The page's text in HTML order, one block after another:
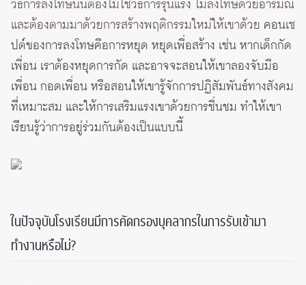
วิธีการลงโทษนั้นต้องไม่ใช่วิธีการรุนแรง ไม่ลงโทษด้วยอารมณ์
และต้องตามมาด้วยการสร้างพฤติกรรมใหม่ให้เขาด้วย คอนเซ
ปต์ของการลงโทษคือการหยุด หยุดเพื่อสร้าง เช่น หากเด็กกัด
เพื่อน เราต้องหยุดการกัด และอาจจะสอนให้เขาลองจับมือ
เพื่อน กอดเพื่อน หรือสอนให้เขารู้จักการปฏิสัมพันธ์ทางสังคม
ที่เหมาะสม และให้การเสริมแรงเขาด้วยการชื่นชม ทำให้เขา
เรียนรู้ว่าการอยู่ร่วมกันต้องเป็นแบบนี้
ในปัจจุบันโรงเรียนมีการคัดกรองบุคลากรในการรับเข้ามา
ทำงานหรือไม่?